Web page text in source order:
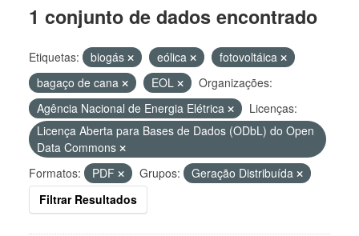
1 conjunto de dados encontrado
Etiquetas: biogás eólica
fotovoltáica
bagaço de cana
EOL
Organizações:
Agência Nacional de Energia Elétrica
Licenças:
Licença Aberta para Bases de Dados (ODbL) do Open
Data Commons
Formatos:
PDF Grupos:
Geração Distribuída
Filtrar Resultados